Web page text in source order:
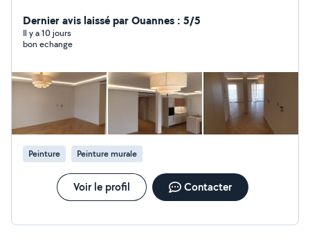
Dernier avis laissé par Ouannes : 5/5
Il y a 10 jours
bon echange
Peinture Peinture murale
Voir le profil Contacter